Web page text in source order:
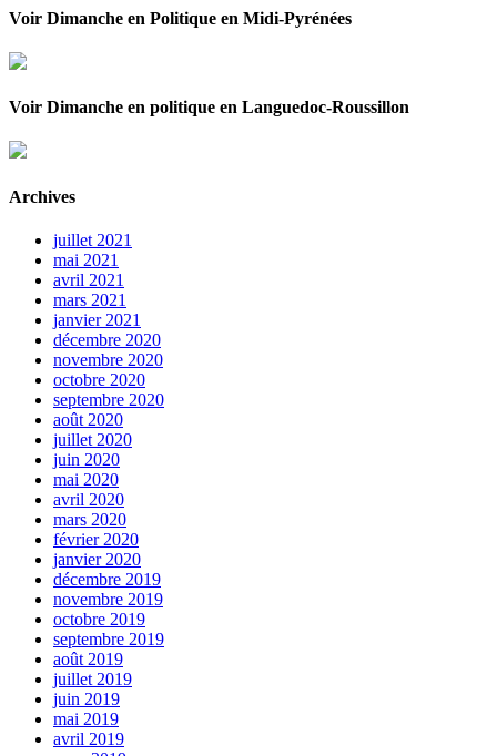
Voir Dimanche en Politique en Midi-Pyrénées
Voir Dimanche en politique en Languedoc-Roussillon
Archives
juillet 2021
mai 2021
avril 2021
mars 2021
janvier 2021
décembre 2020
novembre 2020
octobre 2020
septembre 2020
août 2020
juillet 2020
juin 2020
mai 2020
avril 2020
mars 2020
février 2020
janvier 2020
décembre 2019
novembre 2019
octobre 2019
septembre 2019
août 2019
juillet 2019
juin 2019
mai 2019
avril 2019